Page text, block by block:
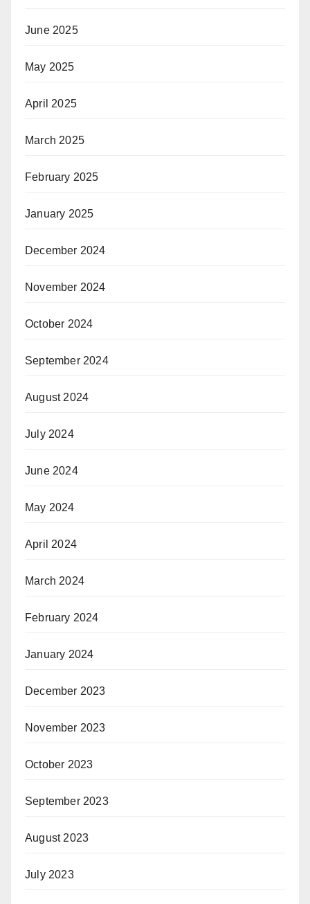
June 2025
May 2025
April 2025
March 2025
February 2025
January 2025
December 2024
November 2024
October 2024
September 2024
August 2024
July 2024
June 2024
May 2024
April 2024
March 2024
February 2024
January 2024
December 2023
November 2023
October 2023
September 2023
August 2023
July 2023